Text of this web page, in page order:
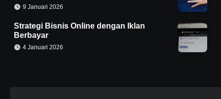
9 Januari 2026
Strategi Bisnis Online dengan Iklan
Berbayar
4 Januari 2026